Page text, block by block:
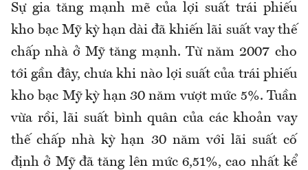
Sự gia tăng mạnh mẽ của lợi suất trái phiếu
kho bạc Mỹ kỳ hạn dài đã khiến lãi suất vay thế
chấp nhà ở Mỹ tăng mạnh. Từ năm 2007 cho
tới gần đây, chưa khi nào lợi suất của trái phiếu
kho bạc Mỹ kỳ hạn 30 năm vượt mức 5%. Tuần
vừa rồi, lãi suất bình quân của các khoản vay
thế chấp nhà kỳ hạn 30 năm với lãi suất cố
định ở Mỹ đã tăng lên mức 6,51%, cao nhất kể